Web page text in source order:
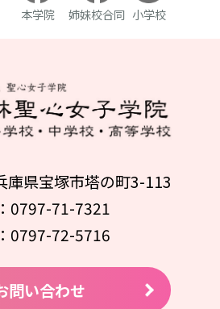
本学院 姉妹校合同 小学校
庫県宝塚市塔の町3-113
0797-71-7321
0797-72-5716
問い合わせ